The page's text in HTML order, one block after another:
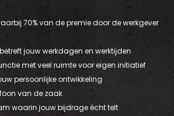
70% van de premie door de werkgever
jouw werkdagen en werktijden
met veel ruimte voor eigen initiatief
persoonlijke ontwikkeling
van de zaak
waarin jouw bijdrage écht telt